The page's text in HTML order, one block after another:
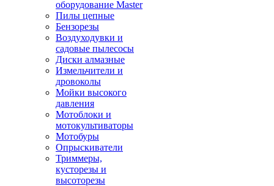
оборудование Master
Пилы цепные
Бензорезы
Воздуходувки и
садовые пылесосы
Диски алмазные
Измельчители и
дровоколы
Мойки высокого
давления
Мотоблоки и
мотокультиваторы
Мотобуры
Опрыскиватели
Триммеры,
кусторезы и
высоторезы